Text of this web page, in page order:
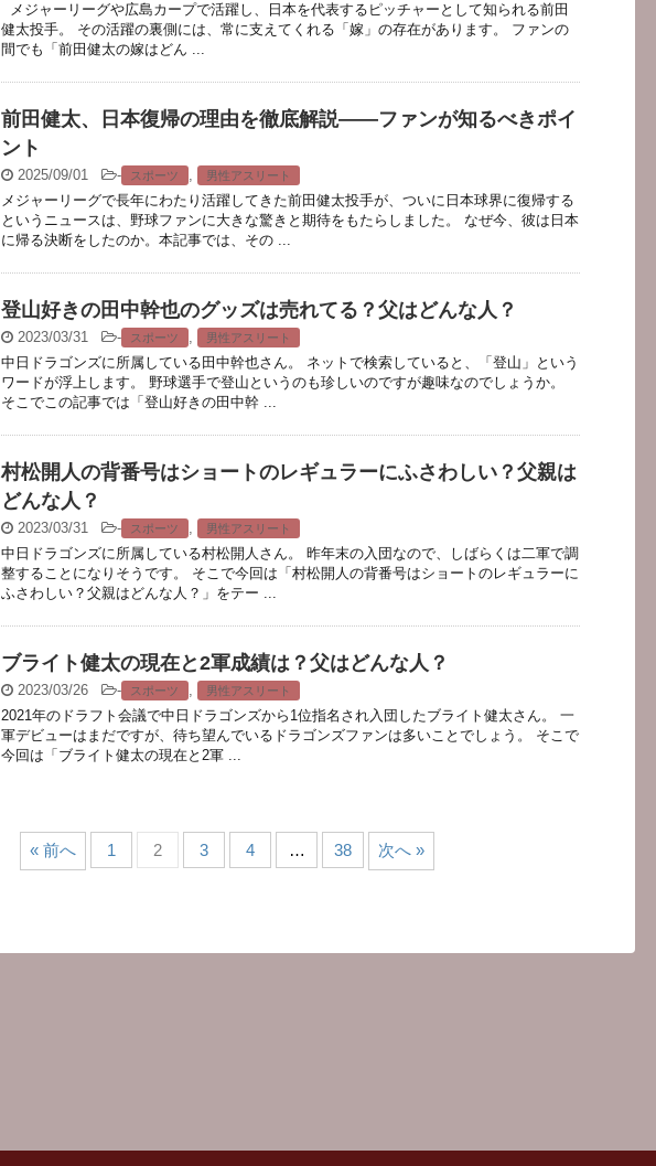
メジャーリーグや広島カープで活躍し、日本を代表するピッチャーとして知られる前田
健太投手。 その活躍の裏側には、常に支えてくれる「嫁」の存在があります。 ファンの
間でも「前田健太の嫁はどん ...
前田健太、日本復帰の理由を徹底解説――ファンが知るべきポイ
ント
2025/09/01 - スポーツ , 男性アスリート
メジャーリーグで長年にわたり活躍してきた前田健太投手が、ついに日本球界に復帰する
というニュースは、野球ファンに大きな驚きと期待をもたらしました。 なぜ今、彼は日本
に帰る決断をしたのか。本記事では、その ...
登山好きの田中幹也のグッズは売れてる？父はどんな人？
2023/03/31 - スポーツ , 男性アスリート
中日ドラゴンズに所属している田中幹也さん。 ネットで検索していると、「登山」という
ワードが浮上します。 野球選手で登山というのも珍しいのですが趣味なのでしょうか。
そこでこの記事では「登山好きの田中幹 ...
村松開人の背番号はショートのレギュラーにふさわしい？父親は
どんな人？
2023/03/31 - スポーツ , 男性アスリート
中日ドラゴンズに所属している村松開人さん。 昨年末の入団なので、しばらくは二軍で調
整することになりそうです。 そこで今回は「村松開人の背番号はショートのレギュラーに
ふさわしい？父親はどんな人？」をテー ...
ブライト健太の現在と2軍成績は？父はどんな人？
2023/03/26 - スポーツ , 男性アスリート
2021年のドラフト会議で中日ドラゴンズから1位指名され入団したブライト健太さん。 一
軍デビューはまだですが、待ち望んでいるドラゴンズファンは多いことでしょう。 そこで
今回は「ブライト健太の現在と2軍 ...
« 前へ 1 2 3 4 … 38 次へ »